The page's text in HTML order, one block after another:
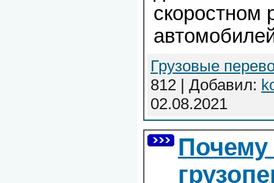
скоростном
Грузовые
812 | Добавил:
02.08.2021
Почему